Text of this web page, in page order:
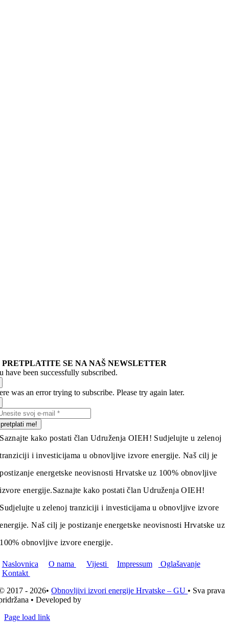
PRETPLATITE SE NA NAŠ NEWSLETTER
have been successfully subscribed.
was an error trying to subscribe. Please try again later.
pretplati me!
Saznajte kako postati član Udruženja OIEH! Sudjelujte u zelenoj
tranziciji i investicijama u obnovljive izvore energije. Naš cilj je
postizanje energetske neovisnosti Hrvatske uz 100% obnovljive
izvore energije.Saznajte kako postati član Udruženja OIEH!
Sudjelujte u zelenoj tranziciji i investicijama u obnovljive izvore
energije. Naš cilj je postizanje energetske neovisnosti Hrvatske uz
100% obnovljive izvore energije.
Naslovnica O nama Vijesti Impressum
Oglašavanje
Kontakt
2017 - 2026•Obnovljivi izvori energije Hrvatske – GU • Sva prava
• Developed by
Page load link